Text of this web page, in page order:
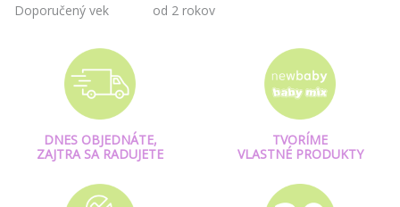
Doporučený vek
od 2 rokov
DNES OBJEDNÁTE,
ZAJTRA SA RADUJETE
TVORÍME
VLASTNÉ PRODUKTY